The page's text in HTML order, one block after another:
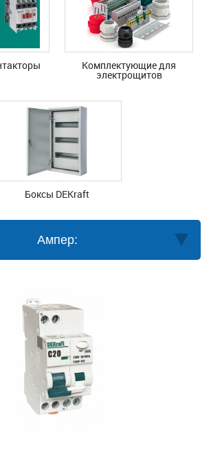
Комплектующие для
электрощитов
Боксы DEKraft
Ампер: